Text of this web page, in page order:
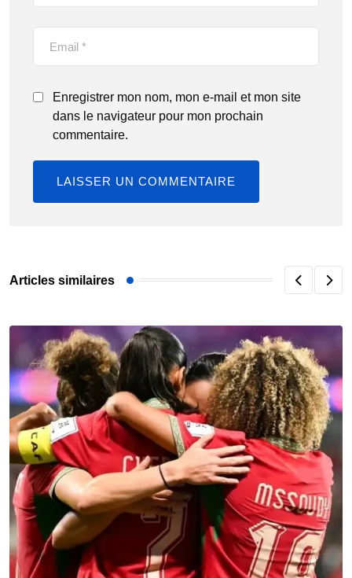
Enregistrer mon nom, mon e-mail et mon site
dans le navigateur pour mon prochain
commentaire.
Articles similaires